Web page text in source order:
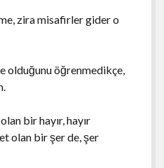
zira misafirler gider o
olduğunu öğrenmedikçe,
bir hayır, hayır
olan bir şer de, şer